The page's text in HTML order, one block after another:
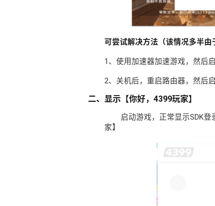
可尝试解决方法（该情况多半由
1、使用加速器加速游戏，然后
2、关机后，重启路由器，然后
二、显示【你好，4399玩家】
启动游戏，正常显示SDK
家】